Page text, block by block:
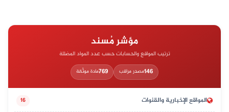
مؤشر مُسند
ترتيب المواقع والحسابات حسب عدد المواد المضللة
146مصدر مراقب 769مادة موثّقة
المواقع الإخبارية والقنوات 16